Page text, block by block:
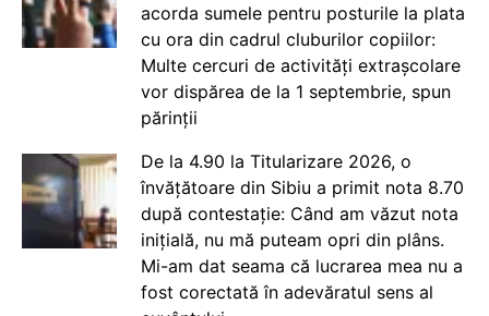
acorda sumele pentru posturile la plata
cu ora din cadrul cluburilor copiilor:
Multe cercuri de activități extrașcolare
vor dispărea de la 1 septembrie, spun
părinții
De la 4.90 la Titularizare 2026, o
învățătoare din Sibiu a primit nota 8.70
după contestație: Când am văzut nota
inițială, nu mă puteam opri din plâns.
Mi-am dat seama că lucrarea mea nu a
fost corectată în adevăratul sens al